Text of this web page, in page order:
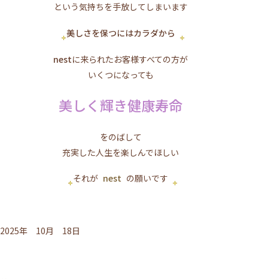
という気持ちを手放してしまいます
美しさを保つにはカラダから
nestに来られたお客様すべての方が
いくつになっても
美しく輝き健康寿命
をのばして
充実した人生を楽しんでほしい
それが nest の願いです
2025年 10月 18日